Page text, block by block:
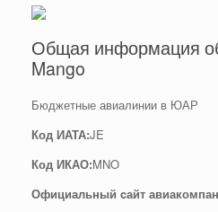
Общая информация
Mango
Бюджетные авиалинии в ЮАР
Код ИАТА:JE
Код ИКАО:MNO
Официальный cайт